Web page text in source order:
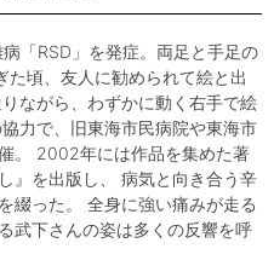
「RSD」を発症。両足と手足の
た頃、友人に勧められて絵と出
ながら、わずかに動く右手で絵
力で、旧東海市民病院や東海市
。 2002年には作品を集めた著
を出版し、 病気と向き合う辛
綴った。 全身に強い痛みが走る
武下さんの姿は多くの反響を呼